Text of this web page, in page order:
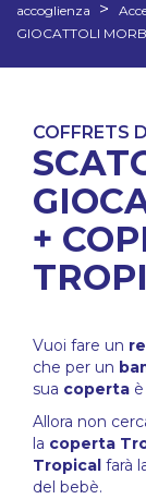
accoglienza
GIOCATTOLI
COFFRETS
+
Vuoi fare un
che per un
sua coperta
Allora non
la coperta
Tropical farà
del bebè.